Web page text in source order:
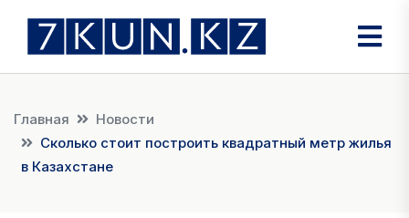
Главная
Новости
Сколько стоит построить квадратный метр жилья
в Казахстане